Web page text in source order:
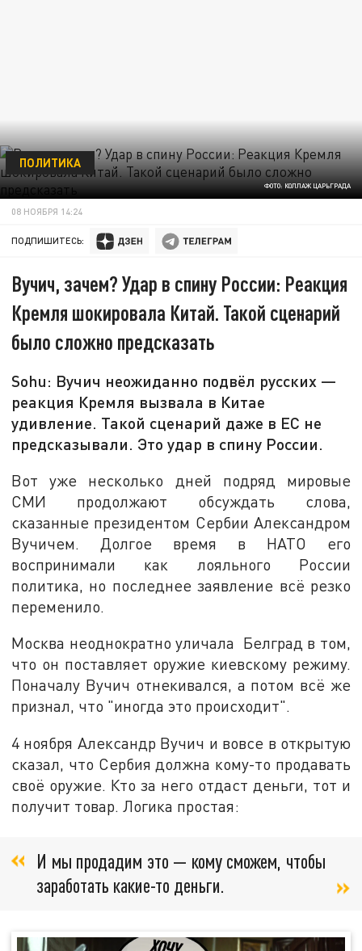
ФОТО: КОЛЛАЖ ЦАРЬГРАДА
ПОЛИТИКА
08 НОЯБРЯ 14:24
ПОДПИШИТЕСЬ:
Вучич, зачем? Удар в спину России: Реакция
Кремля шокировала Китай. Такой сценарий
было сложно предсказать
Sohu: Вучич неожиданно подвёл русских —
реакция Кремля вызвала в Китае
удивление. Такой сценарий даже в ЕС не
предсказывали. Это удар в спину России.
Вот уже несколько дней подряд мировые
СМИ продолжают обсуждать слова,
сказанные президентом Сербии Александром
Вучичем. Долгое время в НАТО его
воспринимали как лояльного России
политика, но последнее заявление всё резко
переменило.
Москва неоднократно уличала Белград в том,
что он поставляет оружие киевскому режиму.
Поначалу Вучич отнекивался, а потом всё же
признал, что "иногда это происходит".
4 ноября Александр Вучич и вовсе в открытую
сказал, что Сербия должна кому-то продавать
своё оружие. Кто за него отдаст деньги, тот и
получит товар. Логика простая:
И мы продадим это — кому сможем, чтобы
заработать какие-то деньги.